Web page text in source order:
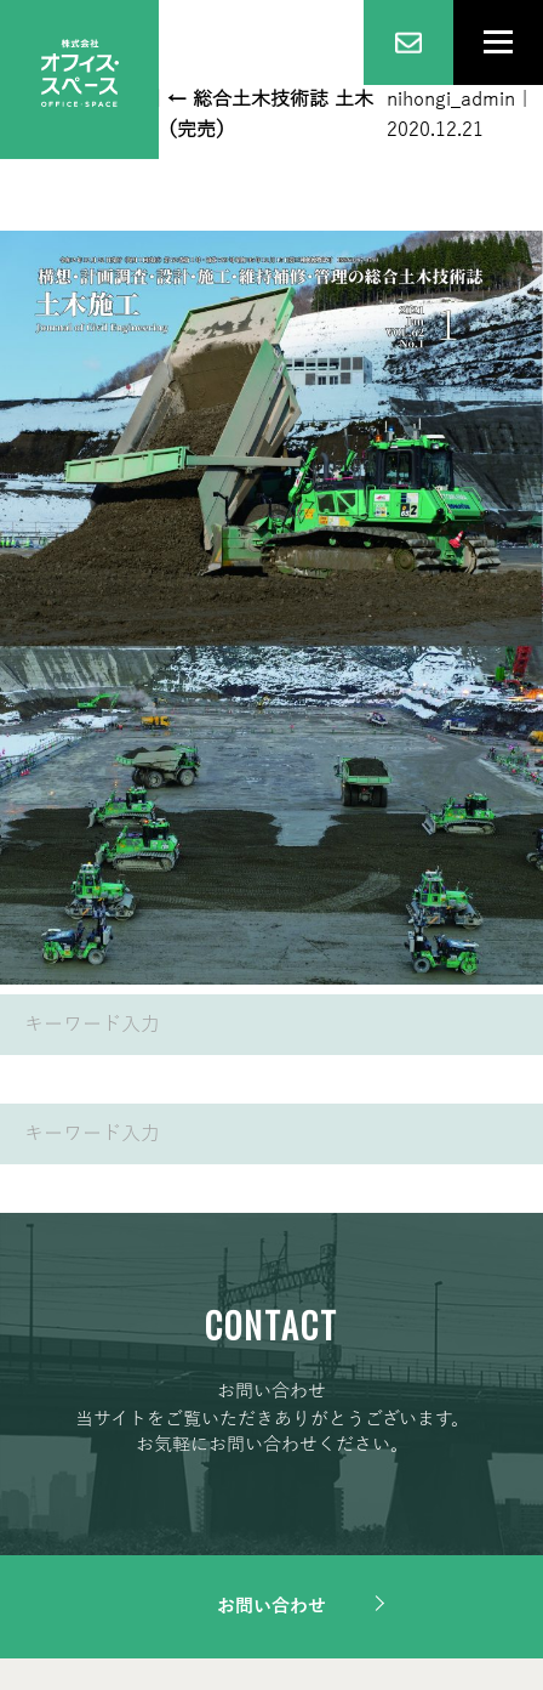
表1_案2（確定） ← 総合土木技術誌 土木
施工 2021年1月号（完売）
nihongi_admin
2020.12.21
CONTACT
お問い合わせ
当サイトをご覧いただきありがとうございます。
お気軽にお問い合わせください。
お問い合わせ